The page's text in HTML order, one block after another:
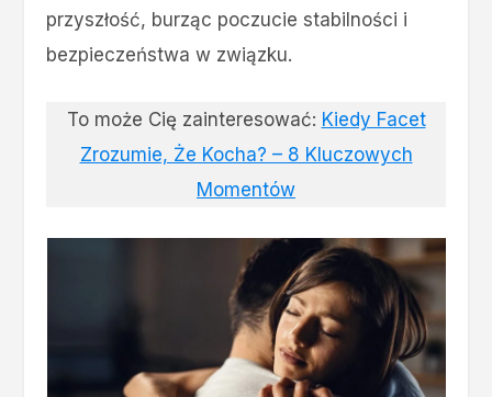
przyszłość, burząc poczucie stabilności i
bezpieczeństwa w związku.
To może Cię zainteresować: Kiedy Facet
Zrozumie, Że Kocha? – 8 Kluczowych
Momentów